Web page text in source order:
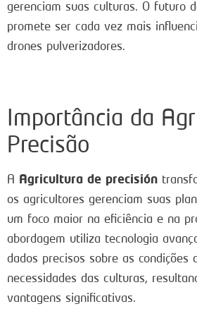
gerenciam suas culturas. O futuro
promete ser cada vez mais
drones pulverizadores.
Importância da
Precisão
A Agricultura de precisión
os agricultores gerenciam suas
um foco maior na eficiência e na
abordagem utiliza tecnologia
dados precisos sobre as condições
necessidades das culturas,
vantagens significativas.